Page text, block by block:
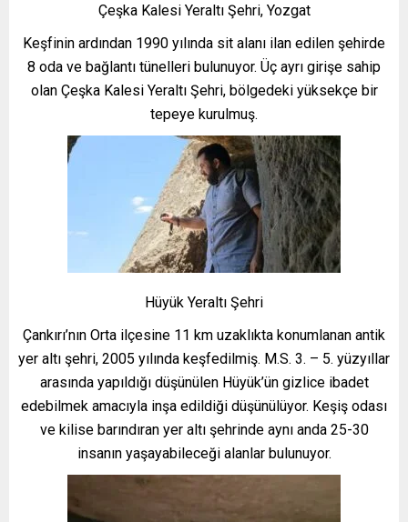
Çeşka Kalesi Yeraltı Şehri, Yozgat
Keşfinin ardından 1990 yılında sit alanı ilan edilen şehirde
8 oda ve bağlantı tünelleri bulunuyor. Üç ayrı girişe sahip
olan Çeşka Kalesi Yeraltı Şehri, bölgedeki yüksekçe bir
tepeye kurulmuş.
Hüyük Yeraltı Şehri
Çankırı’nın Orta ilçesine 11 km uzaklıkta konumlanan antik
yer altı şehri, 2005 yılında keşfedilmiş. M.S. 3. – 5. yüzyıllar
arasında yapıldığı düşünülen Hüyük’ün gizlice ibadet
edebilmek amacıyla inşa edildiği düşünülüyor. Keşiş odası
ve kilise barındıran yer altı şehrinde aynı anda 25-30
insanın yaşayabileceği alanlar bulunuyor.